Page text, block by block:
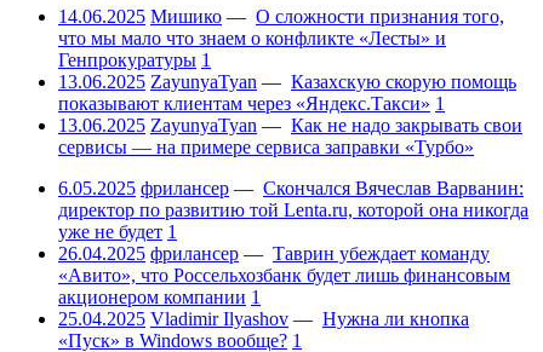
14.06.2025 Мишико — О сложности признания того,
что мы мало что знаем о конфликте «Лесты» и
Генпрокуратуры 1
13.06.2025 ZayunyaTyan — Казахскую скорую помощь
показывают клиентам через «Яндекс.Такси» 1
13.06.2025 ZayunyaTyan — Как не надо закрывать свои
сервисы — на примере сервиса заправки «Турбо»
6.05.2025 фрилансер — Скончался Вячеслав Варванин:
директор по развитию той Lenta.ru, которой она никогда
уже не будет 1
26.04.2025 фрилансер — Таврин убеждает команду
«Авито», что Россельхозбанк будет лишь финансовым
акционером компании 1
25.04.2025 Vladimir Ilyashov — Нужна ли кнопка
«Пуск» в Windows вообще? 1